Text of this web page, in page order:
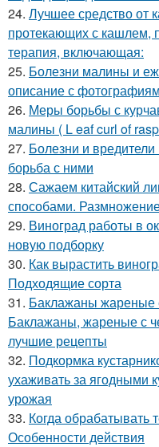
24. Лучшее средство от
протекающих с кашлем,
терапия, включающая:
25. Болезни малины и
описание с
26. Меры борьбы с
малины ( L eaf curl of
27. Болезни и
борьба с ними
28. Сажаем китайский
способами.
29. Виноград работы в
новую подборку
30. Как вырастить
Подходящие сорта
31. Баклажаны жареные
Баклажаны, жареные с
лучшие рецепты
32. Подкормка
ухаживать за ягодными
урожая
33. Когда
Особенности действия